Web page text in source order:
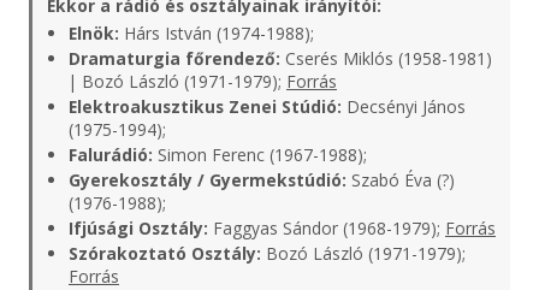
Ekkor a rádió és osztályainak irányítói:
Elnök: Hárs István (1974-1988);
Dramaturgia főrendező: Cserés Miklós (1958-1981)
| Bozó László (1971-1979); Forrás
Elektroakusztikus Zenei Stúdió: Decsényi János
(1975-1994);
Falurádió: Simon Ferenc (1967-1988);
Gyerekosztály / Gyermekstúdió: Szabó Éva (?)
(1976-1988);
Ifjúsági Osztály: Faggyas Sándor (1968-1979); Forrás
Szórakoztató Osztály: Bozó László (1971-1979);
Forrás